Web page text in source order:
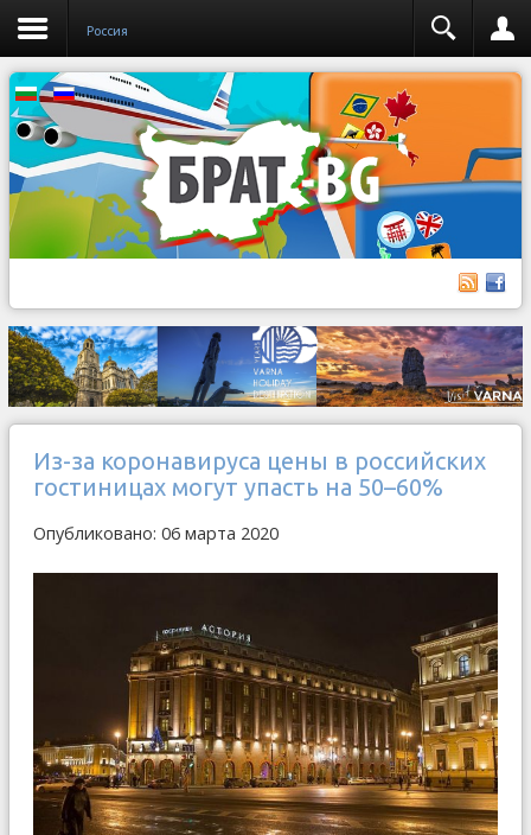
Россия
Из-за коронавируса цены в российских
гостиницах могут упасть на 50–60%
Опубликовано: 06 марта 2020